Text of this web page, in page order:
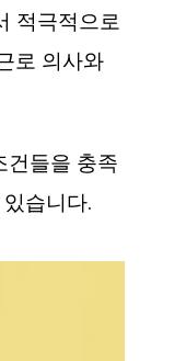
적극적으로
로 의사와
건들을 충족
습니다.